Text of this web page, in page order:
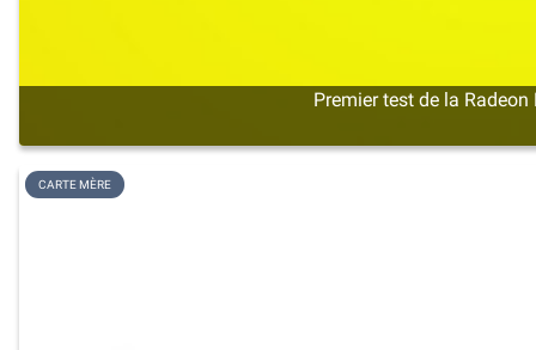
Premier test de la
CARTE MÈRE